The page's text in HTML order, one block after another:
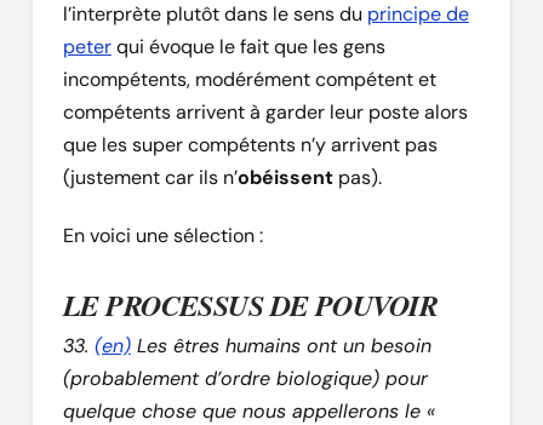
l’interprète plutôt dans le sens du principe de
peterqui évoque le fait que les gens
incompétents, modérément compétent et
compétents arrivent à garder leur poste alors
que les super compétents n’y arrivent pas
(justement car ils n’obéissent pas).
En voici une sélection :
LE PROCESSUS DE POUVOIR
33. (en)Les êtres humains ont un besoin
(probablement d’ordre biologique) pour
quelque chose que nous appellerons le «